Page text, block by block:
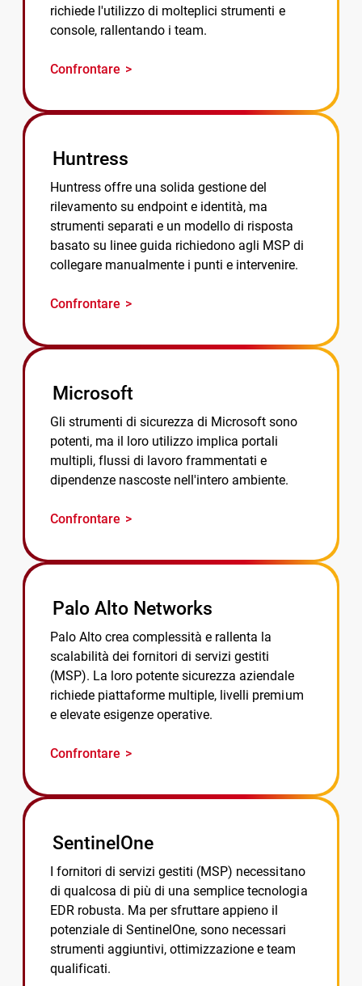
richiede l'utilizzo di molteplici strumenti e
console, rallentando i team.
Confrontare
Huntress
Huntress offre una solida gestione del
rilevamento su endpoint e identità, ma
strumenti separati e un modello di risposta
basato su linee guida richiedono agli MSP di
collegare manualmente i punti e intervenire.
Confrontare
Microsoft
Gli strumenti di sicurezza di Microsoft sono
potenti, ma il loro utilizzo implica portali
multipli, flussi di lavoro frammentati e
dipendenze nascoste nell'intero ambiente.
Confrontare
Palo Alto Networks
Palo Alto crea complessità e rallenta la
scalabilità dei fornitori di servizi gestiti
(MSP). La loro potente sicurezza aziendale
richiede piattaforme multiple, livelli premium
e elevate esigenze operative.
Confrontare
SentinelOne
I fornitori di servizi gestiti (MSP) necessitano
di qualcosa di più di una semplice tecnologia
EDR robusta. Ma per sfruttare appieno il
potenziale di SentinelOne, sono necessari
strumenti aggiuntivi, ottimizzazione e team
qualificati.